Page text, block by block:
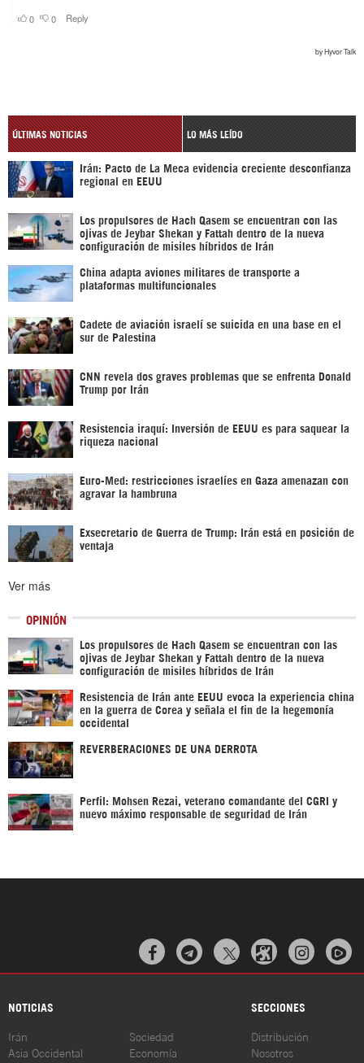
ÚLTIMAS NOTICIAS LO MÁS LEÍDO
Irán: Pacto de La Meca evidencia creciente desconfianza
regional en EEUU
Los propulsores de Hach Qasem se encuentran con las
ojivas de Jeybar Shekan y Fattah dentro de la nueva
configuración de misiles híbridos de Irán
China adapta aviones militares de transporte a
plataformas multifuncionales
Cadete de aviación israelí se suicida en una base en el
sur de Palestina
CNN revela dos graves problemas que se enfrenta Donald
Trump por Irán
Resistencia iraquí: Inversión de EEUU es para saquear la
riqueza nacional
Euro-Med: restricciones israelíes en Gaza amenazan con
agravar la hambruna
Exsecretario de Guerra de Trump: Irán está en posición de
ventaja
Ver más
OPINIÓN
Los propulsores de Hach Qasem se encuentran con las
ojivas de Jeybar Shekan y Fattah dentro de la nueva
configuración de misiles híbridos de Irán
Resistencia de Irán ante EEUU evoca la experiencia china
en la guerra de Corea y señala el fin de la hegemonía
occidental
REVERBERACIONES DE UNA DERROTA
Perfil: Mohsen Rezai, veterano comandante del CGRI y
nuevo máximo responsable de seguridad de Irán
  
NOTICIAS SECCIONES
Irán
Asia Occidental
Sociedad
Economía
Distribución
Nosotros